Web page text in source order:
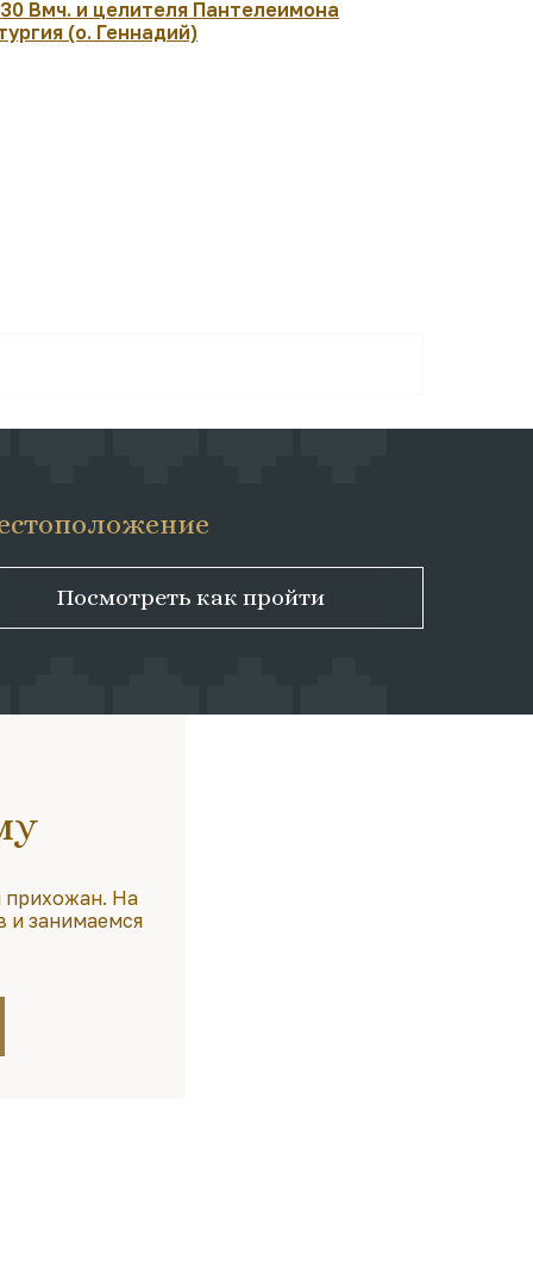
Вмч. и целителя Пантелеимона
(о. Геннадий)
Посмотреть как пройти
прихожан. На
и занимаемся